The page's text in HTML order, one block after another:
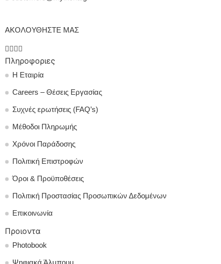
ΑΚΟΛΟΥΘΗΣΤΕ ΜΑΣ
Πληροφοριες
Η Εταιρία
Careers – Θέσεις Εργασίας
Συχνές ερωτήσεις (FAQ’s)
Μέθοδοι Πληρωμής
Χρόνοι Παράδοσης
Πολιτική Επιστροφών
Όροι & Προϋποθέσεις
Πολιτική Προστασίας Προσωπικών Δεδομένων
Επικοινωνία
Προιοντα
Photobook